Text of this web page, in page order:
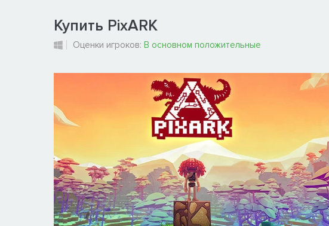
Купить PixARK
Оценки игроков: В основном положительные